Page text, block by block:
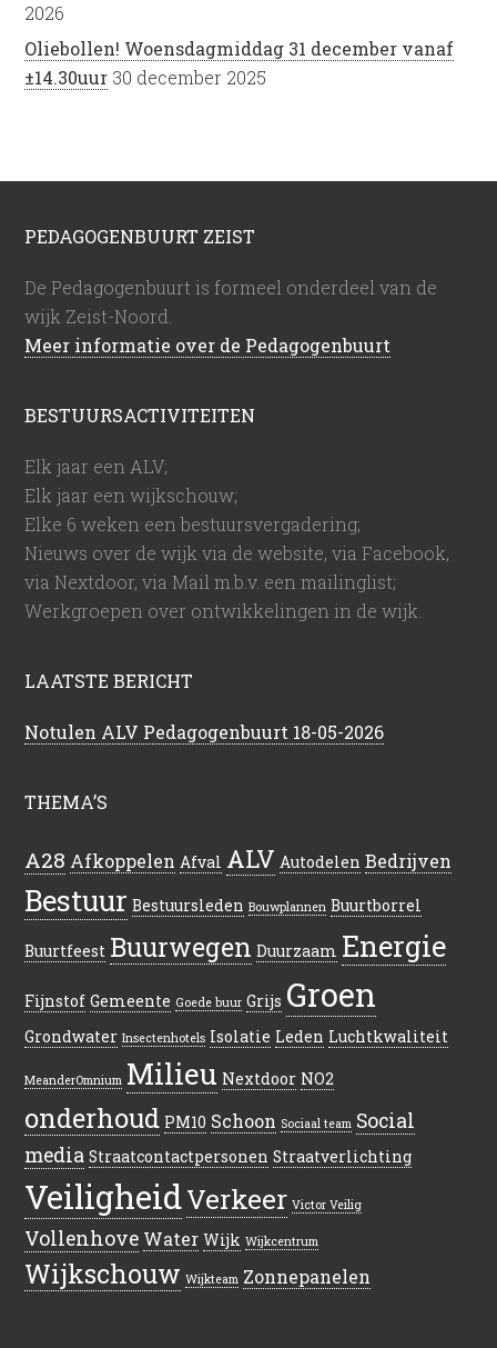
2026
Oliebollen! Woensdagmiddag 31 december vanaf
±14.30uur 30 december 2025
PEDAGOGENBUURT ZEIST
De Pedagogenbuurt is formeel onderdeel van de
wijk Zeist-Noord.
Meer informatie over de Pedagogenbuurt
BESTUURSACTIVITEITEN
Elk jaar een ALV;
Elk jaar een wijkschouw;
Elke 6 weken een bestuursvergadering;
Nieuws over de wijk via de website, via Facebook,
via Nextdoor, via Mail m.b.v. een mailinglist;
Werkgroepen over ontwikkelingen in de wijk.
LAATSTE BERICHT
Notulen ALV Pedagogenbuurt 18-05-2026
THEMA’S
A28 Afkoppelen Afval ALV Autodelen Bedrijven
Bestuur Bestuursleden Bouwplannen Buurtborrel
Buurtfeest Buurwegen Duurzaam Energie
Fijnstof Gemeente Goede buur Grijs Groen
Grondwater Insectenhotels Isolatie Leden Luchtkwaliteit
MeanderOmnium Milieu Nextdoor NO2
onderhoud PM10 Schoon Sociaal team Social
media Straatcontactpersonen Straatverlichting
VeiligheidVerkeer Victor Veilig
Vollenhove Water Wijk Wijkcentrum
Wijkschouw Wijkteam Zonnepanelen